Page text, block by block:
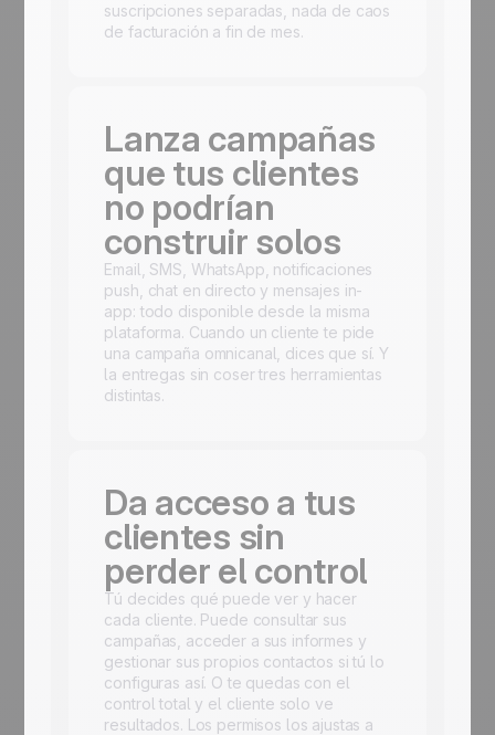
suscripciones separadas, nada de caos
de facturación a fin de mes.
Lanza campañas
que tus clientes
no podrían
construir solos
Email, SMS, WhatsApp, notificaciones
push, chat en directo y mensajes in-
app: todo disponible desde la misma
plataforma. Cuando un cliente te pide
una campaña omnicanal, dices que sí. Y
la entregas sin coser tres herramientas
distintas.
Da acceso a tus
clientes sin
perder el control
Tú decides qué puede ver y hacer
cada cliente. Puede consultar sus
campañas, acceder a sus informes y
gestionar sus propios contactos si tú lo
configuras así. O te quedas con el
control total y el cliente solo ve
resultados. Los permisos los ajustas a